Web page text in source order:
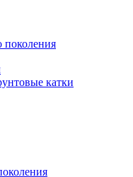
поколения
катки